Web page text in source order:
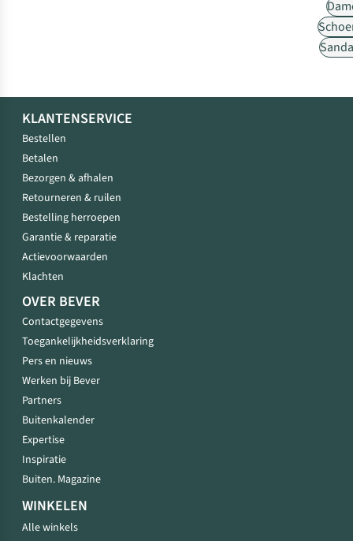
KLANTENSERVICE
Bestellen
Betalen
Bezorgen & afhalen
Retourneren & ruilen
Bestelling herroepen
Garantie & reparatie
Actievoorwaarden
Klachten
OVER BEVER
Contactgegevens
Toegankelijkheidsverklaring
Pers en nieuws
Werken bij Bever
Partners
Buitenkalender
Expertise
Inspiratie
Buiten. Magazine
WINKELEN
Alle winkels